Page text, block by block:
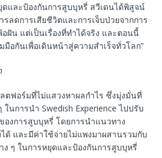
และป้องกันการสูบบุหรี่ สวีเดนได้พิสูจน์
ลดการเสียชีวิตและการเจ็บป่วยจากการ
ฝัน แต่เป็นเรื่องที่ทำได้จริง และตอนนี้
มือกันเพื่อเดินหน้าสู่ความสำเร็จทั่วโลก”
ตฟอร์มที่ไม่แสวงหาผลกำไร ซึ่งมุ่งมั่นที่
ในการนำ Swedish Experience ไปปรับ
งการสูบบุหรี่ โดยการนำแนวทาง
ด้ และมีค่าใช้จ่ายไม่แพงมาผสานรวมกับ
ๆ ในการหยุดและป้องกันการสูบบุหรี่